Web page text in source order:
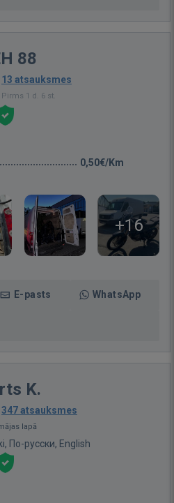
88
13 atsauksmes
1 d. 6 st.
0,50€/Km
+16
E-pasts WhatsApp
K.
347 atsauksmes
lapā
По-русски, English